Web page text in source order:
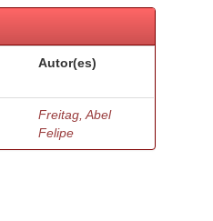
Autor(es)
Freitag, Abel
Felipe